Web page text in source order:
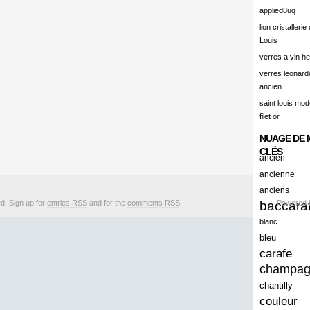
alisation
amazing
america
amiante
ancien
ancienes
ancienne
anciennes
anciens
ancient
anecdotes
applied8uq
lion cristallerie
Louis
verres a vin
verres
ancien
saint louis
filet or
NUAGE DE
CLÉS
ancien
ancienne
anciens
blanc
bleu
carafe
chantilly
couleur
Sign up for entries RSS and for the comments RSS Powered